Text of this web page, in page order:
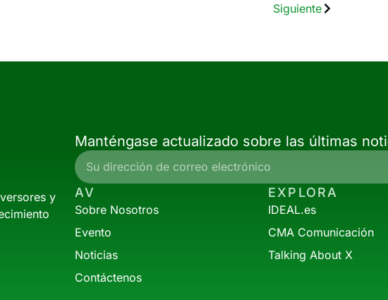
Siguiente
y
Manténgase actualizado sobre las últimas
AV
Sobre Nosotros
Evento
Noticias
Contáctenos
EXPLORA
IDEAL.es
CMA Comunicación
Talking About X